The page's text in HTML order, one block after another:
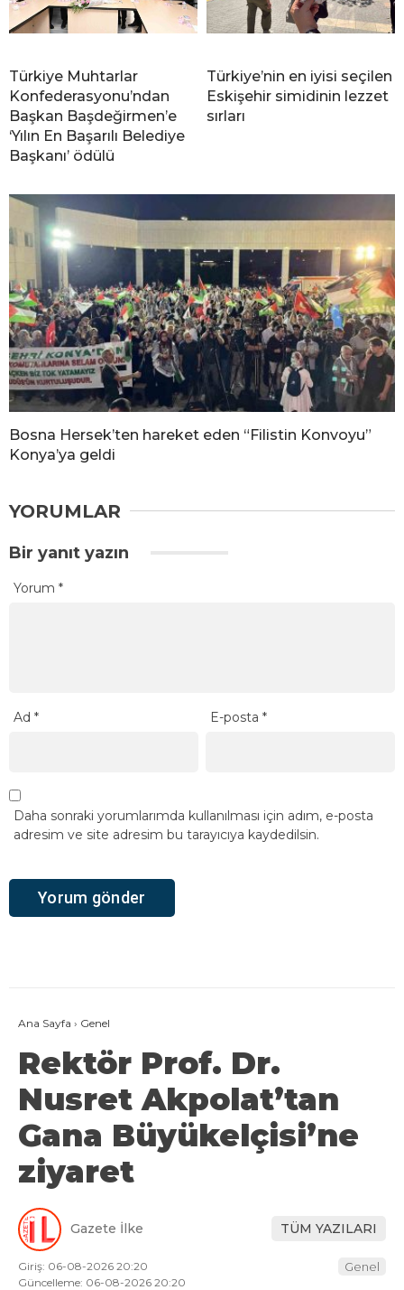
Türkiye Muhtarlar
Konfederasyonu’ndan
Başkan Başdeğirmen’e
‘Yılın En Başarılı Belediye
Başkanı’ ödülü
Türkiye’nin en iyisi seçilen
Eskişehir simidinin lezzet
sırları
Bosna Hersek’ten hareket eden “Filistin Konvoyu”
Konya’ya geldi
YORUMLAR
Bir yanıt yazın
Yorum *
Ad * E-posta*
Daha sonraki yorumlarımda kullanılması için adım, e-posta
adresim ve site adresim bu tarayıcıya kaydedilsin.
Ana Sayfa › Genel
Rektör Prof. Dr.
Nusret Akpolat’tan
Gana Büyükelçisi’ne
ziyaret
Gazete İlke TÜM YAZILARI
Giriş: 06-08-2026 20:20
Güncelleme: 06-08-2026 20:20
Genel